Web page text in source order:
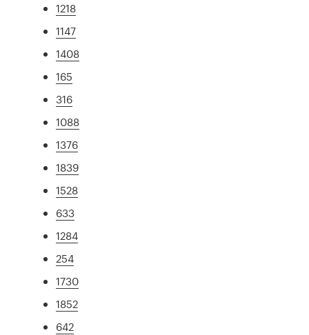
1218
1147
1408
165
316
1088
1376
1839
1528
633
1284
254
1730
1852
642